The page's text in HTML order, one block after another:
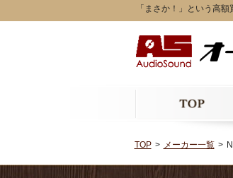
「まさか！」という高
TOP メーカー一覧